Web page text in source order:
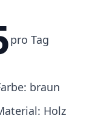
pro Tag
braun
Holz